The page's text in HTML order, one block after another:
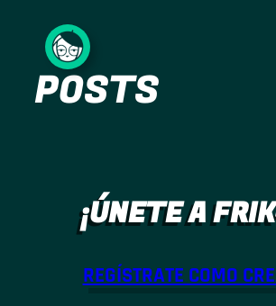
contenido
POSTS
¡ÚNETE A
REGÍSTRATE COMO